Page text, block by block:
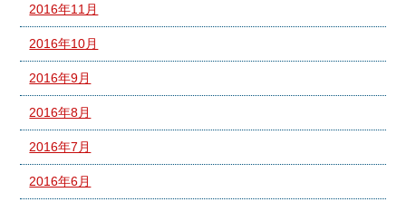
2016年11月
2016年10月
2016年9月
2016年8月
2016年7月
2016年6月